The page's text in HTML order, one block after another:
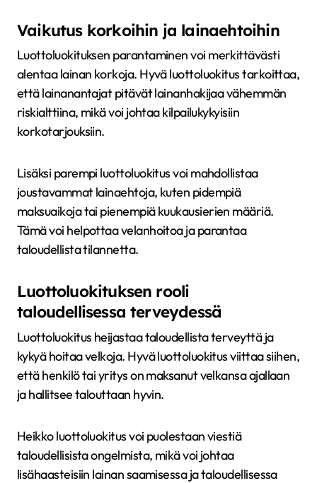
Vaikutus korkoihin ja lainaehtoihin
Luottoluokituksen parantaminen voi merkittävästi
alentaa lainan korkoja. Hyvä luottoluokitus tarkoittaa,
että lainanantajat pitävät lainanhakijaa vähemmän
riskialttiina, mikä voi johtaa kilpailukykyisiin
korkotarjouksiin.
Lisäksi parempi luottoluokitus voi mahdollistaa
joustavammat lainaehtoja, kuten pidempiä
maksuaikoja tai pienempiä kuukausierien määriä.
Tämä voi helpottaa velanhoitoa ja parantaa
taloudellista tilannetta.
Luottoluokituksen rooli
taloudellisessa terveydessä
Luottoluokitus heijastaa taloudellista terveyttä ja
kykyä hoitaa velkoja. Hyvä luottoluokitus viittaa siihen,
että henkilö tai yritys on maksanut velkansa ajallaan
ja hallitsee talouttaan hyvin.
Heikko luottoluokitus voi puolestaan viestiä
taloudellisista ongelmista, mikä voi johtaa
lisähaasteisiin lainan saamisessa ja taloudellisessa